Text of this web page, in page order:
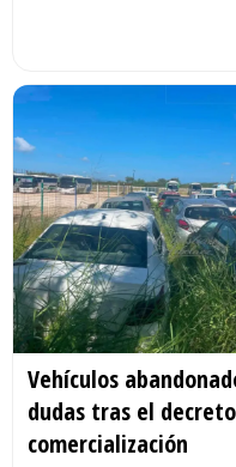
Vehículos
dudas tras el
comercialización